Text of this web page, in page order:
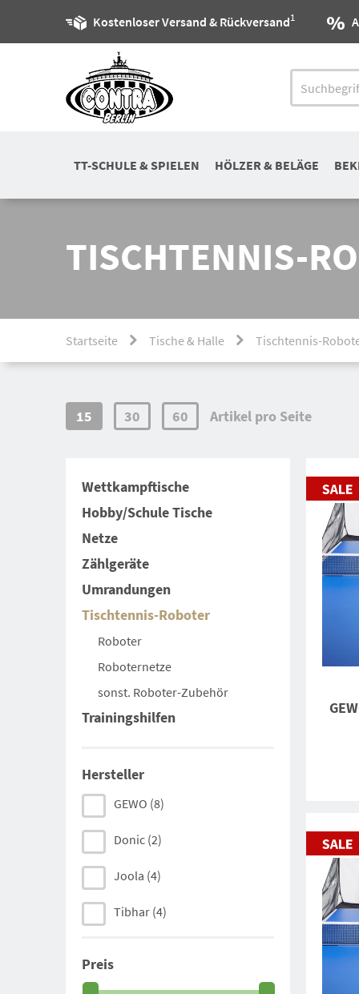
Kostenloser Versand & Rückversand1
TT-SCHULE & SPIELEN HÖLZER & BELÄGE
TISCHTENNIS-
Startseite Tische & Halle Tischtennis-
Wettkampftische
Hobby/Schule Tische
Netze
Zählgeräte
Umrandungen
Tischtennis-Roboter
Roboter
Roboternetze
sonst. Roboter-Zubehör
Trainingshilfen
Hersteller
GEWO (8)
Donic (2)
Joola (4)
Tibhar (4)
Preis
15 30 60 Artikel pro Seite